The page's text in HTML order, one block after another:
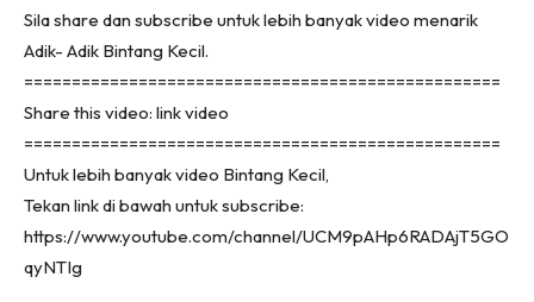
Sila share dan subscribe untuk lebih banyak video menarik
Adik- Adik Bintang Kecil.
==================================================
Share this video: link video
==================================================
Untuk lebih banyak video Bintang Kecil,
Tekan link di bawah untuk subscribe:
https://www.youtube.com/channel/UCM9pAHp6RADAjT5GO
qyNTIg